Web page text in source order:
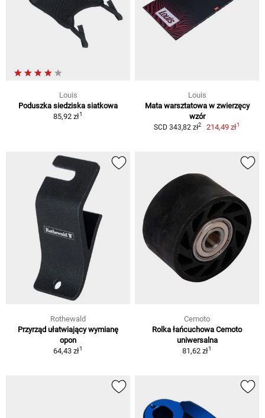
Louis
Poduszka siedziska siatkowa
85,92 zł1
Louis
Mata warsztatowa w zwierzęcy
wzór
SCD 343,82 zł2 214,49 zł1
Rothewald
Przyrząd ułatwiający wymianę
opon
64,43 zł1
Cemoto
Rolka łańcuchowa Cemoto
uniwersalna
81,62 zł1